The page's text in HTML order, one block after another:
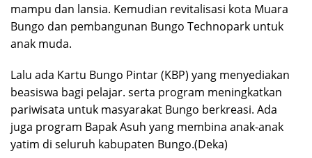
mampu dan lansia. Kemudian revitalisasi kota Muara
Bungo dan pembangunan Bungo Technopark untuk
anak muda.
Lalu ada Kartu Bungo Pintar (KBP) yang menyediakan
beasiswa bagi pelajar. serta program meningkatkan
pariwisata untuk masyarakat Bungo berkreasi. Ada
juga program Bapak Asuh yang membina anak-anak
yatim di seluruh kabupaten Bungo.(Deka)